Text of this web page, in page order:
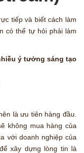
tiếp và biết cách làm
có thể tự hỏi phải làm
ý tưởng sáng tạo
là ưu tiên hàng đầu.
không mua hàng của
với doanh nghiệp của
xây dựng lòng tin là